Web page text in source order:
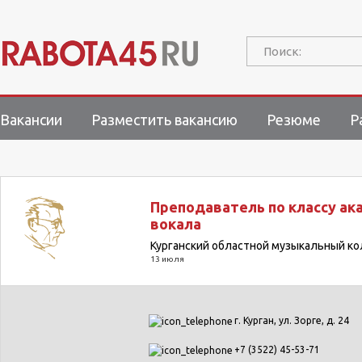
Поиск:
Вакансии Разместить вакансию Резюме
Преподаватель по классу
вокала
Курганский областной музыкальный
13 июля
г. Курган, ул. Зорге, д. 24
+7 (3522) 45-53-71